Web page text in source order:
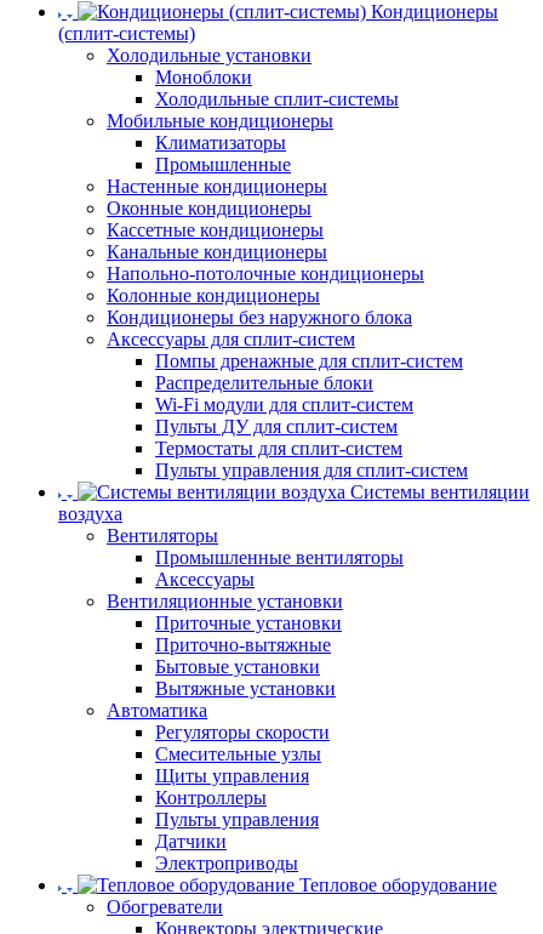
Кондиционеры
(сплит-системы)
Холодильные установки
Моноблоки
Холодильные сплит-системы
Мобильные кондиционеры
Климатизаторы
Промышленные
Настенные кондиционеры
Оконные кондиционеры
Кассетные кондиционеры
Канальные кондиционеры
Напольно-потолочные кондиционеры
Колонные кондиционеры
Кондиционеры без наружного блока
Аксессуары для сплит-систем
Помпы дренажные для сплит-систем
Распределительные блоки
Wi-Fi модули для сплит-систем
Пульты ДУ для сплит-систем
Термостаты для сплит-систем
Пульты управления для сплит-систем
Системы вентиляции
воздуха
Вентиляторы
Промышленные вентиляторы
Аксессуары
Вентиляционные установки
Приточные установки
Приточно-вытяжные
Бытовые установки
Вытяжные установки
Автоматика
Регуляторы скорости
Смесительные узлы
Щиты управления
Контроллеры
Пульты управления
Датчики
Электроприводы
Тепловое оборудование
Обогреватели
Конвекторы электрические